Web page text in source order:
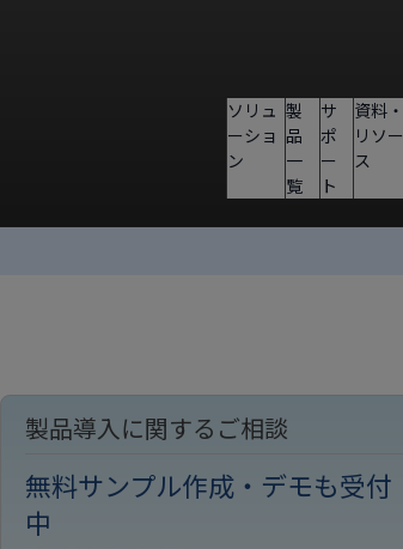
ソリュ
ーショ
ン
製
品
一
覧
サ
ポ
ー
ト
資料・
リソー
ス
製品導入に関するご相談
無料サンプル作成・デモも受付
中